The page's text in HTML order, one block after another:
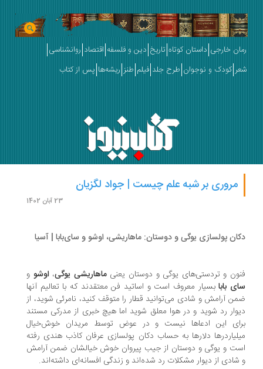
خارجی داستان کوتاه تاریخ دین و فلسفه اقتصاد روانشناسی
کودک و نوجوان طرح جلد فیلم طنز ریشه‌ها پس از کتاب
مروری بر شبه علم چیست | جواد لگزیان
پولسازی یوگی و دوستان: ماهاریشی، اوشو و سای‌بابا | آسیا
و تردستی‌های یوگی و دوستان یعنی ماهاریشی یوگی، اوشوو
بابابسیار معروف است و اساتید فن معتقدند که با تعالیم آنها
آرامش و شادی می‌توانید قطار را متوقف کنید، نامرئی شوید، از
رد شوید و در هوا معلق شوید اما هیچ خبری از مدرکی مستند
این ادعاها نیست و در عوض توسط مریدان خوش‌خیال
دلارها به حساب دکان پولسازی عرفان کاذب هندی رفته
و یوگی و دوستان از جیب پیروان خوش خیالشان ضمن آرامش
از دیوار مشکلات رد شده‌اند و زندگی افسانه‌ای داشته‌اند.